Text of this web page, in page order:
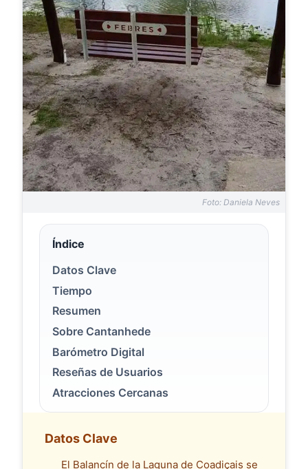
Foto: Daniela Neves
Índice
Datos Clave
Tiempo
Resumen
Sobre Cantanhede
Barómetro Digital
Reseñas de Usuarios
Atracciones Cercanas
Datos Clave
El Balancín de la Laguna de Coadiçais se